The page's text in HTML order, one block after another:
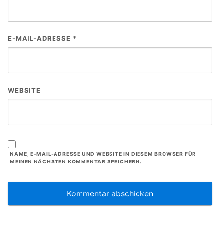
E-MAIL-ADRESSE *
WEBSITE
NAME, E-MAIL-ADRESSE UND WEBSITE IN DIESEM BROWSER FÜR
MEINEN NÄCHSTEN KOMMENTAR SPEICHERN.